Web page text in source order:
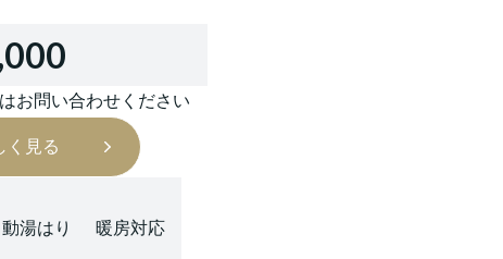
お問い合わせください
く見る
動湯はり 暖房対応